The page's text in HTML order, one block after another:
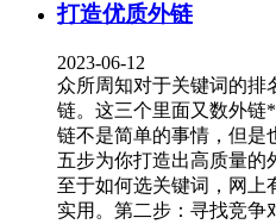
打造优质外链
2023-06-12
众所周知对于关键词的排
链。这三个里面又数外链
链不是简单的事情，但是
五步为你打造出高质量的
至于如何选关键词，网上
实用。第二步：寻找竞争